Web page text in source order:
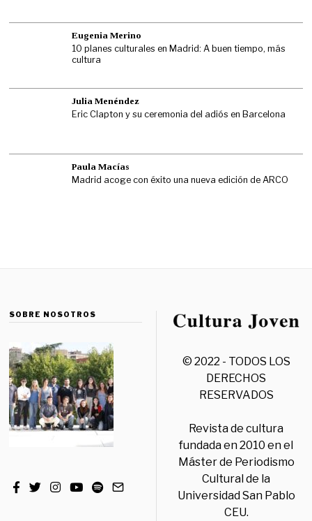
Eugenia Merino
10 planes culturales en Madrid: A buen tiempo, más
cultura
Julia Menéndez
Eric Clapton y su ceremonia del adiós en Barcelona
Paula Macías
Madrid acoge con éxito una nueva edición de ARCO
SOBRE NOSOTROS
© 2022 - TODOS LOS
DERECHOS
RESERVADOS
Revista de cultura
fundada en 2010 en el
Máster de Periodismo
Cultural de la
Universidad San Pablo
CEU.